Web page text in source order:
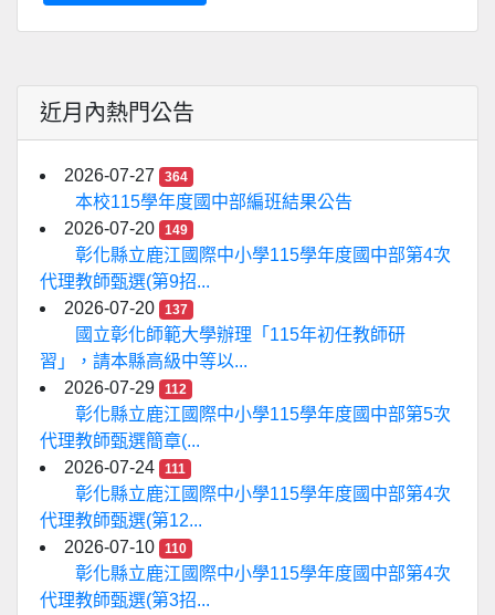
近月內熱門公告
2026-07-27 364
本校115學年度國中部編班結果公告
2026-07-20
149
彰化縣立鹿江國際中小學115學年度國中部第4次
代理教師甄選(第9招...
2026-07-20
137
國立彰化師範大學辦理「115年初任教師研
習」，請本縣高級中等以...
2026-07-29
112
彰化縣立鹿江國際中小學115學年度國中部第5次
代理教師甄選簡章(...
2026-07-24
111
彰化縣立鹿江國際中小學115學年度國中部第4次
代理教師甄選(第12...
2026-07-10
110
彰化縣立鹿江國際中小學115學年度國中部第4次
代理教師甄選(第3招...